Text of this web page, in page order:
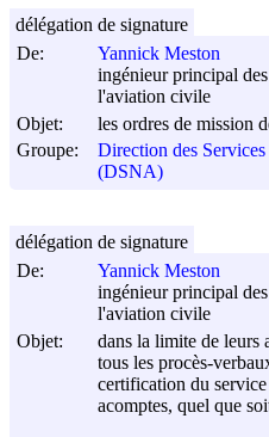
De:
Yannick Meston
ingénieur principal
l'aviation civile
Objet:
les ordres de mission
Groupe:
Direction des
(DSNA)
délégation de signature
De:
Yannick Meston
ingénieur principal
l'aviation civile
Objet:
dans la limite de leurs
tous les procès-
certification du
acomptes, quel que
délégation de signature